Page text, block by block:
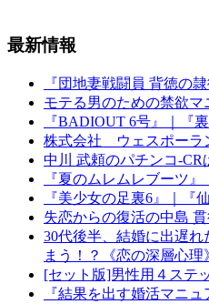
最新情報
『団地妻戦闘員 背徳の
モテる男のための禁欲
『BADIOUT 6号』｜『
株式会社 ウェスポーラ
中川 武頼のパチンコ-
『夏のムレムレブーツ
『美少女の足裏6』｜『
失恋からの復活の中島
30代後半、結婚に出遅
まう！？《恋の深層心理
[セット版]男性用４ステ
『結果を出す婚活マニ